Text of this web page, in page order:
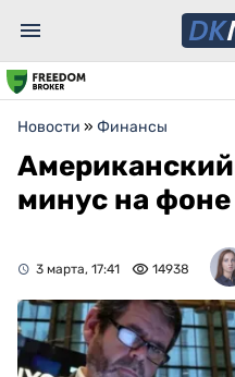
Новости » Финансы
минус на
3 марта, 17:41 14938